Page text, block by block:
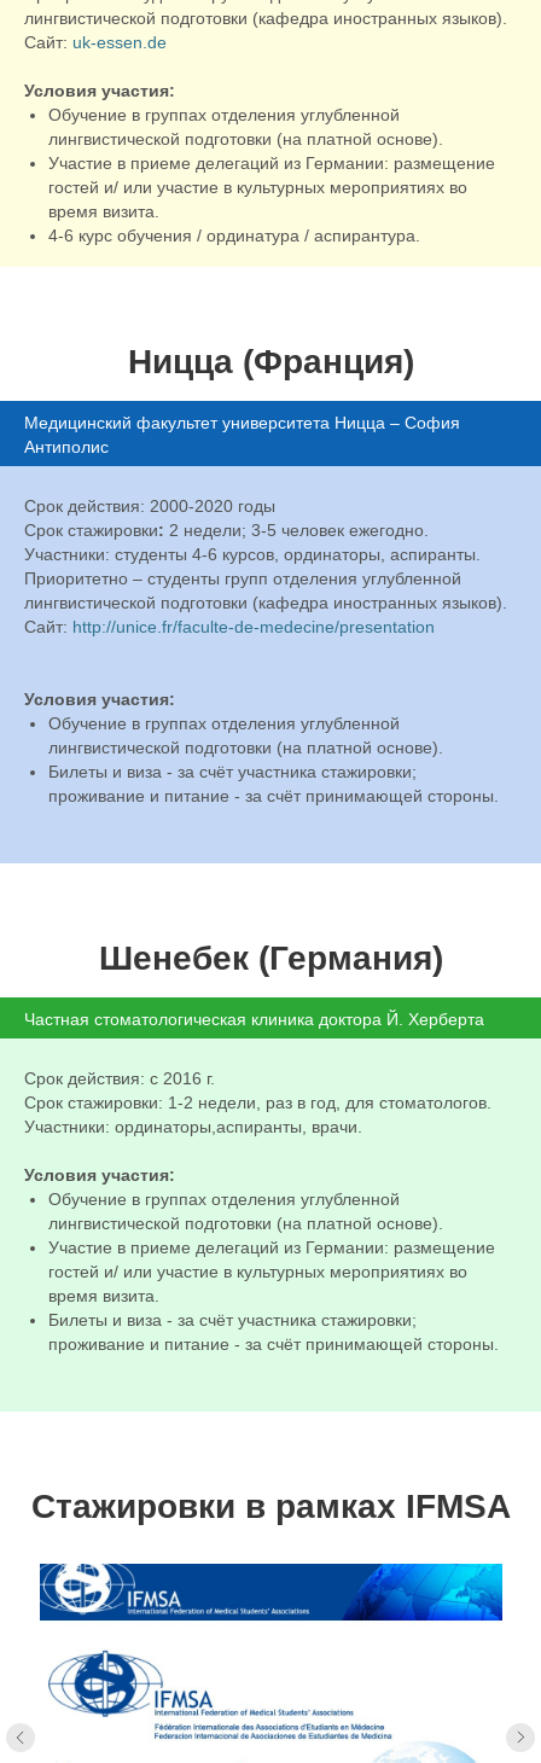
лингвистической подготовки (кафедра иностранных языков).
Сайт: uk-essen.de
Условия участия:
Обучение в группах отделения углубленной
лингвистической подготовки (на платной основе).
Участие в приеме делегаций из Германии: размещение
гостей и/ или участие в культурных мероприятиях во
время визита.
4-6 курс обучения / ординатура / аспирантура.
Ницца (Франция)
Медицинский факультет университета Ницца – София
Антиполис
Срок действия: 2000-2020 годы
Срок стажировки: 2 недели; 3-5 человек ежегодно.
Участники: студенты 4-6 курсов, ординаторы, аспиранты.
Приоритетно – студенты групп отделения углубленной
лингвистической подготовки (кафедра иностранных языков).
Сайт: http://unice.fr/faculte-de-medecine/presentation
Условия участия:
Обучение в группах отделения углубленной
лингвистической подготовки (на платной основе).
Билеты и виза - за счёт участника стажировки;
проживание и питание - за счёт принимающей стороны.
Шенебек (Германия)
Частная стоматологическая клиника доктора Й. Херберта
Срок действия: с 2016 г.
Срок стажировки: 1-2 недели, раз в год, для стоматологов.
Участники: ординаторы,аспиранты, врачи.
Условия участия:
Обучение в группах отделения углубленной
лингвистической подготовки (на платной основе).
Участие в приеме делегаций из Германии: размещение
гостей и/ или участие в культурных мероприятиях во
время визита.
Билеты и виза - за счёт участника стажировки;
проживание и питание - за счёт принимающей стороны.
Стажировки в рамках IFMSA